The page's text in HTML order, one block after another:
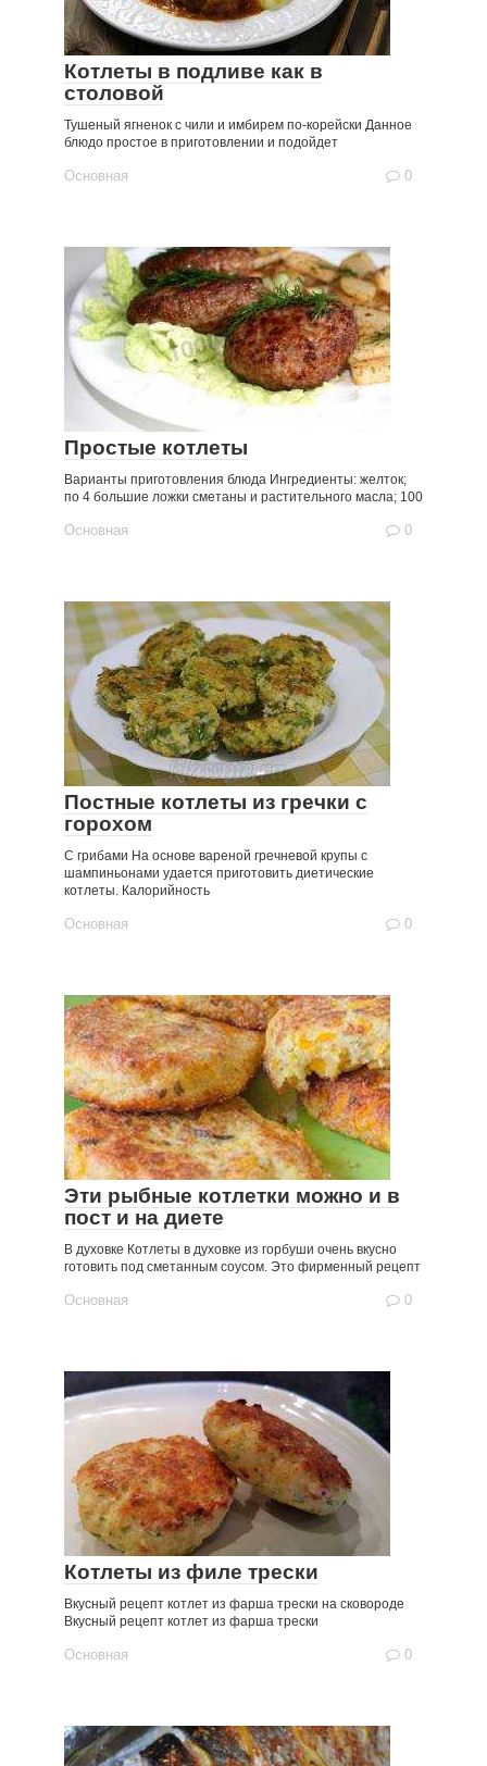
Котлеты в подливе как в
столовой
Тушеный ягненок с чили и имбирем по-корейски Данное
блюдо простое в приготовлении и подойдет
Основная 0
Простые котлеты
Варианты приготовления блюда Ингредиенты: желток;
по 4 большие ложки сметаны и растительного масла; 100
Основная 0
Постные котлеты из гречки с
горохом
С грибами На основе вареной гречневой крупы с
шампиньонами удается приготовить диетические
котлеты. Калорийность
Основная 0
Эти рыбные котлетки можно и в
пост и на диете
В духовке Котлеты в духовке из горбуши очень вкусно
готовить под сметанным соусом. Это фирменный рецепт
Основная 0
Котлеты из филе трески
Вкусный рецепт котлет из фарша трески на сковороде
Вкусный рецепт котлет из фарша трески
Основная 0